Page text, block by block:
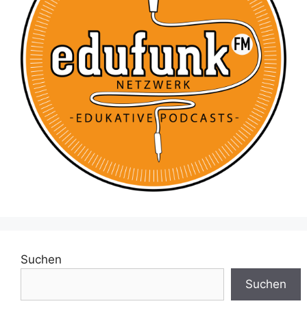
Suchen
Suchen